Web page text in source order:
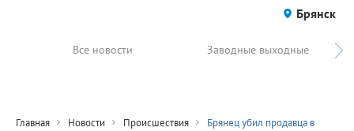
Брянск
Все новости Заводные выходные
Главная Новости Происшествия
Брянец убил продавца в